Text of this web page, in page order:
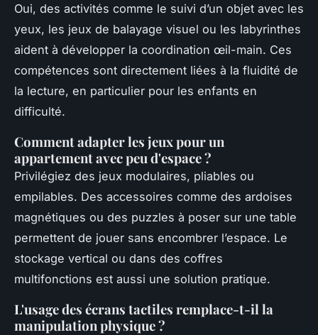
Oui, des activités comme le suivi d’un objet avec les
yeux, les jeux de balayage visuel ou les labyrinthes
aident à développer la coordination œil-main. Ces
compétences sont directement liées à la fluidité de
la lecture, en particulier pour les enfants en
difficulté.
Comment adapter les jeux pour un
appartement avec peu d'espace ?
Privilégiez des jeux modulaires, pliables ou
empilables. Des accessoires comme des ardoises
magnétiques ou des puzzles à poser sur une table
permettent de jouer sans encombrer l’espace. Le
stockage vertical ou dans des coffres
multifonctions est aussi une solution pratique.
L'usage des écrans tactiles remplace-t-il la
manipulation physique ?